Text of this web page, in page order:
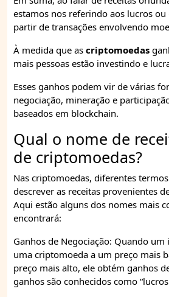
estamos nos referindo aos lucros
partir de transações envolvendo
À medida que as criptomoedas
mais pessoas estão investindo e
Esses ganhos podem vir de várias
negociação, mineração e
baseados em blockchain.
Qual o nome de
de criptomoedas?
Nas criptomoedas, diferentes
descrever as receitas provenientes
Aqui estão alguns dos nomes mais
encontrará:
Ganhos de Negociação: Quando
uma criptomoeda a um preço mais
preço mais alto, ele obtém ganhos
ganhos são conhecidos como